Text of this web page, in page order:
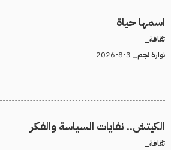
اسمها حياة
ثقافة_
نوارة نجم_
الكيتش.. نفايات السياسة والفكر
ثقافة_